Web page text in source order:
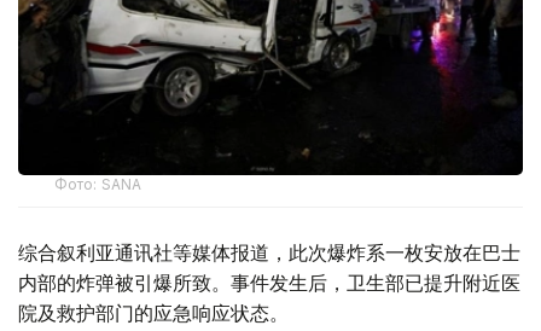
Фото: SANA
综合叙利亚通讯社等媒体报道，此次爆炸系一枚安放在巴士
内部的炸弹被引爆所致。事件发生后，卫生部已提升附近医
院及救护部门的应急响应状态。